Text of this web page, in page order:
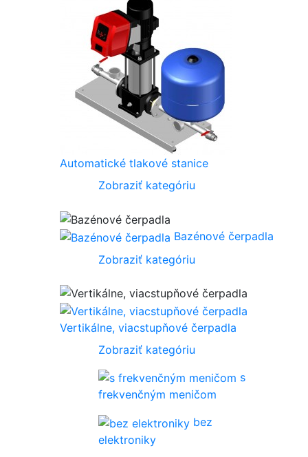
Automatické tlakové stanice
Zobraziť kategóriu
Bazénové čerpadla
Zobraziť kategóriu
Vertikálne, viacstupňové čerpadla
Zobraziť kategóriu
s
frekvenčným meničom
bez
elektroniky